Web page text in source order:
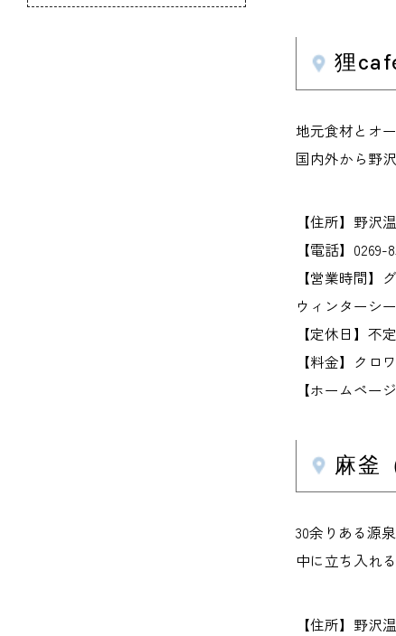
狸
地元食材とオ
国内外から野
【住所】野沢
【電話】0269-
【営業時間】
ウィンターシ
【定休日】不
【料金】ク
【ホームペー
麻釜
30余りある源
中に立ち入れ
【住所】野沢